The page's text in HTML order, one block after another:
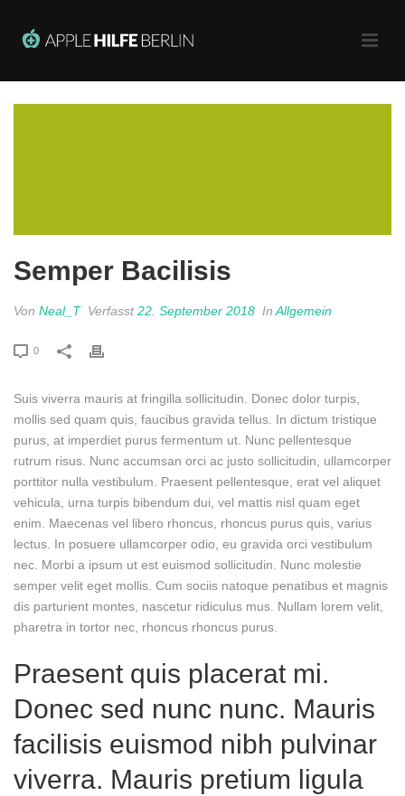
Semper Bacilisis
Von Neal_T Verfasst22. September 2018 InAllgemein
0
Suis viverra mauris at fringilla sollicitudin. Donec dolor turpis,
mollis sed quam quis, faucibus gravida tellus. In dictum tristique
purus, at imperdiet purus fermentum ut. Nunc pellentesque
rutrum risus. Nunc accumsan orci ac justo sollicitudin, ullamcorper
porttitor nulla vestibulum. Praesent pellentesque, erat vel aliquet
vehicula, urna turpis bibendum dui, vel mattis nisl quam eget
enim. Maecenas vel libero rhoncus, rhoncus purus quis, varius
lectus. In posuere ullamcorper odio, eu gravida orci vestibulum
nec. Morbi a ipsum ut est euismod sollicitudin. Nunc molestie
semper velit eget mollis. Cum sociis natoque penatibus et magnis
dis parturient montes, nascetur ridiculus mus. Nullam lorem velit,
pharetra in tortor nec, rhoncus rhoncus purus.
Praesent quis placerat mi.
Donec sed nunc nunc. Mauris
facilisis euismod nibh pulvinar
viverra. Mauris pretium ligula